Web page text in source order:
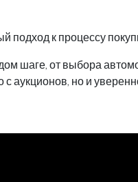
к процессу
шаге, от выбора
аукционов, но и